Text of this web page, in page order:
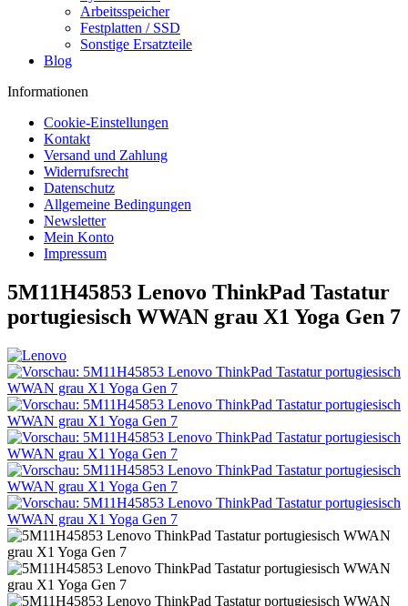
Arbeitsspeicher
Festplatten / SSD
Sonstige Ersatzteile
Blog
Informationen
Cookie-Einstellungen
Kontakt
Versand und Zahlung
Widerrufsrecht
Datenschutz
Allgemeine Bedingungen
Newsletter
Mein Konto
Impressum
5M11H45853 Lenovo ThinkPad Tastatur
portugiesisch WWAN grau X1 Yoga Gen 7